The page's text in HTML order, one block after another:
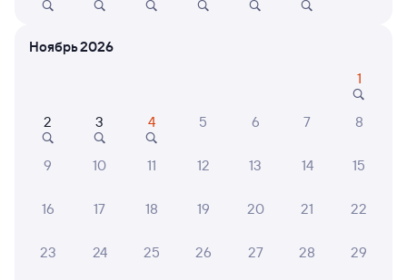
1 д 11 ч 9 м в пути
Дни следования ближайшие: 20, 21 августа Маршрут
Плацкарт
Самый быстрый
Ноябрь 2026
1
2 3 4 5 6 7 8
9 10 11 12 13 14 15
16 17 18 19 20 21 22
23 24 25 26 27 28 29